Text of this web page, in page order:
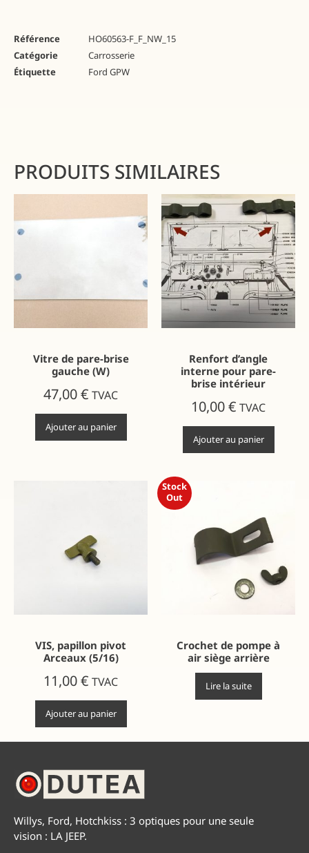
Référence
HO60563-F_F_NW_15
Catégorie
Carrosserie
Étiquette
Ford GPW
PRODUITS SIMILAIRES
Vitre de pare-brise
gauche (W)
47,00€ TVAC
Ajouter au panier
Renfort d’angle
interne pour pare-
brise intérieur
10,00€ TVAC
Ajouter au panier
VIS, papillon pivot
Arceaux (5/16)
11,00€ TVAC
Ajouter au panier
Stock
Out
Crochet de pompe à
air siège arrière
Lire la suite
Willys, Ford, Hotchkiss : 3 optiques pour une seule
vision : LA JEEP.